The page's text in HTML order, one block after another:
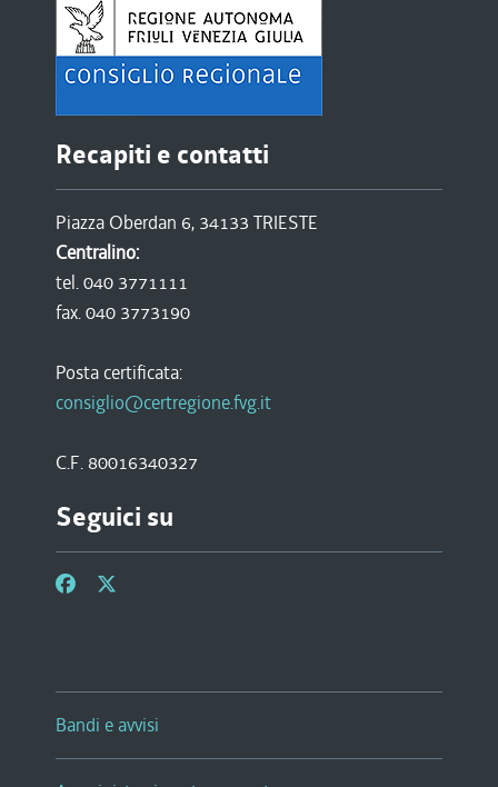
Recapiti e contatti
Piazza Oberdan 6, 34133 TRIESTE
Centralino:
tel. 040 3771111
fax. 040 3773190
Posta certificata:
consiglio@certregione.fvg.it
C.F. 80016340327
Seguici su
Bandi e avvisi